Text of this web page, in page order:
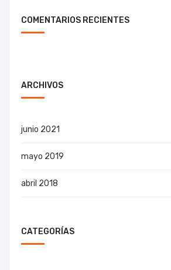
COMENTARIOS RECIENTES
ARCHIVOS
junio 2021
mayo 2019
abril 2018
CATEGORÍAS